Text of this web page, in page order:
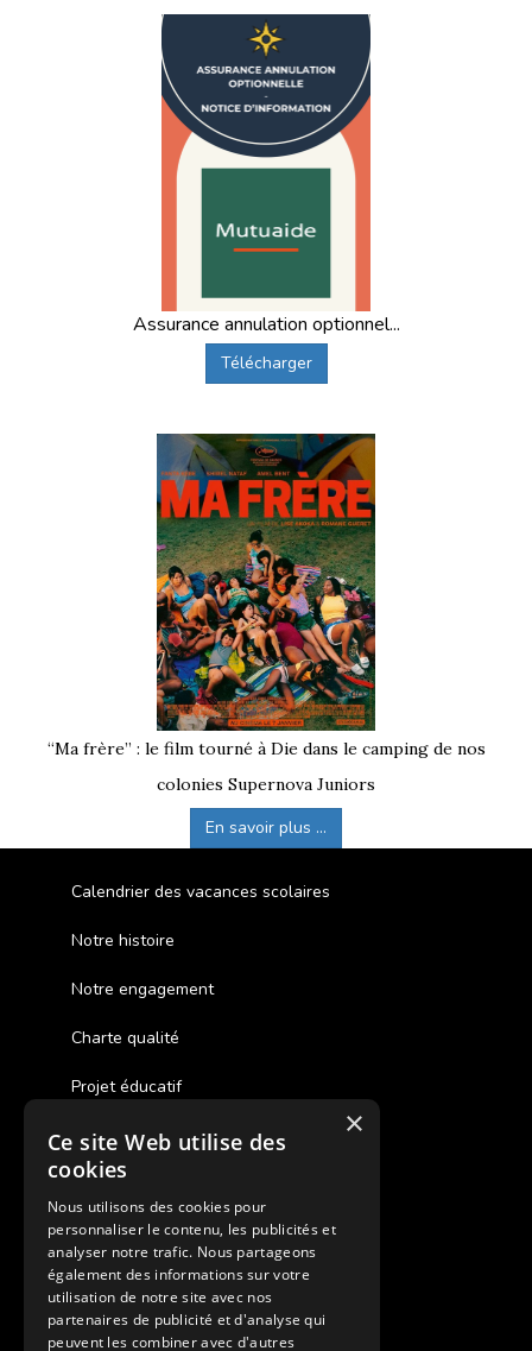
Assurance annulation optionnel...
Télécharger
“Ma frère” : le film tourné à Die dans le camping de nos
colonies Supernova Juniors
En savoir plus ...
Calendrier des vacances scolaires
Notre histoire
Notre engagement
Charte qualité
Projet éducatif
Des colonies de vacances inclusives
Assurances annulations
Aides financières pour partir en colonie
Charte de confidentialité
Vacances Adaptées Adulte Supernova
×
Ce site Web utilise des
cookies
Nous utilisons des cookies pour
personnaliser le contenu, les publicités et
analyser notre trafic. Nous partageons
également des informations sur votre
utilisation de notre site avec nos
partenaires de publicité et d'analyse qui
peuvent les combiner avec d'autres